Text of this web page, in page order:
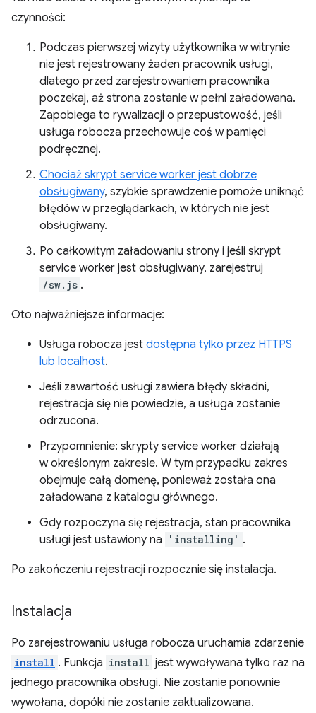
czynności:
Podczas pierwszej wizyty użytkownika w witrynie
nie jest rejestrowany żaden pracownik usługi,
dlatego przed zarejestrowaniem pracownika
poczekaj, aż strona zostanie w pełni załadowana.
Zapobiega to rywalizacji o przepustowość, jeśli
usługa robocza przechowuje coś w pamięci
podręcznej.
Chociaż skrypt service worker jest dobrze
obsługiwany, szybkie sprawdzenie pomoże uniknąć
błędów w przeglądarkach, w których nie jest
obsługiwany.
Po całkowitym załadowaniu strony i jeśli skrypt
service worker jest obsługiwany, zarejestruj
/sw.js .
Oto najważniejsze informacje:
Usługa robocza jest dostępna tylko przez HTTPS
lub localhost.
Jeśli zawartość usługi zawiera błędy składni,
rejestracja się nie powiedzie, a usługa zostanie
odrzucona.
Przypomnienie: skrypty service worker działają
w określonym zakresie. W tym przypadku zakres
obejmuje całą domenę, ponieważ została ona
załadowana z katalogu głównego.
Gdy rozpoczyna się rejestracja, stan pracownika
usługi jest ustawiony na
'installing' .
Po zakończeniu rejestracji rozpocznie się instalacja.
Instalacja
Po zarejestrowaniu usługa robocza uruchamia zdarzenie
install . Funkcja install jest wywoływana tylko raz na
jednego pracownika obsługi. Nie zostanie ponownie
wywołana, dopóki nie zostanie zaktualizowana.